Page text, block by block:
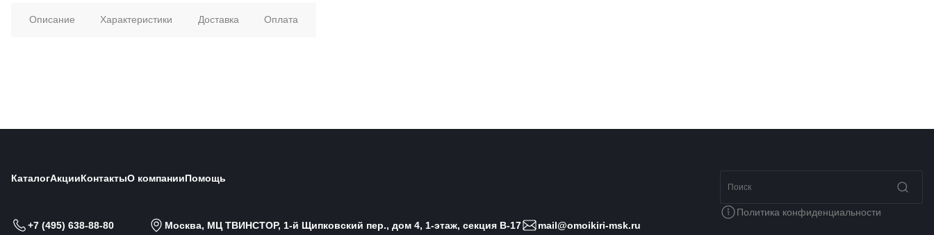
Описание Характеристики Доставка Оплата
КаталогАкцииКонтактыО компанииПомощь
+7 (495) 638-88-80 Москва, МЦ ТВИНСТОР, 1-й Щипковский пер., дом 4, 1-этаж, секция B-17 mail@omoikiri-msk.ru
Политика конфиденциальности